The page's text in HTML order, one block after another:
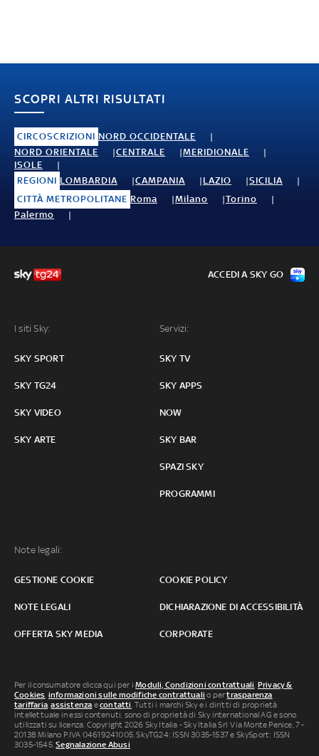
SCOPRI ALTRI RISULTATI
CIRCOSCRIZIONI NORD OCCIDENTALE
NORD ORIENTALE
CENTRALE
MERIDIONALE
ISOLE
REGIONI LOMBARDIA CAMPANIA LAZIO
SICILIA
CITTÀ METROPOLITANE Roma Milano
Torino
Palermo
I siti Sky:
SKY SPORT
SKY TG24
SKY VIDEO
SKY ARTE
Servizi:
SKY TV
SKY APPS
NOW
SKY BAR
SPAZI SKY
PROGRAMMI
Note legali:
GESTIONE COOKIE COOKIE POLICY
NOTE LEGALI DICHIARAZIONE DI ACCESSIBILITÀ
OFFERTA SKY MEDIA CORPORATE
ACCEDI A SKY GO
Per il consumatore clicca qui per iModuli, Condizioni contrattuali, Privacy &
Cookies, informazioni sulle modifiche contrattuali o pertrasparenza
tariffaria,assistenza econtatti. Tutti i marchi Sky e i diritti di proprietà
intellettuale in essi contenuti, sono di proprietà di Sky international AG e sono
utilizzati su licenza. Copyright 2026 Sky Italia - Sky Italia Srl Via Monte Penice, 7 -
20138 Milano P.IVA 04619241005. SkyTG24: ISSN 3035-1537 e SkySport: ISSN
3035-1545.Segnalazione Abusi